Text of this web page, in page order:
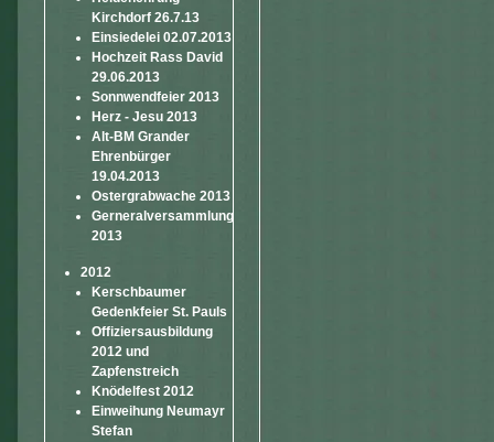
Kirchdorf 26.7.13
Einsiedelei 02.07.2013
Hochzeit Rass David
29.06.2013
Sonnwendfeier 2013
Herz - Jesu 2013
Alt-BM Grander
Ehrenbürger
19.04.2013
Ostergrabwache 2013
Gerneralversammlung
2013
2012
Kerschbaumer
Gedenkfeier St. Pauls
Offiziersausbildung
2012 und
Zapfenstreich
Knödelfest 2012
Einweihung Neumayr
Stefan